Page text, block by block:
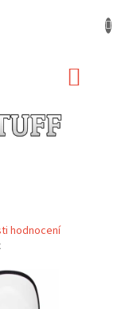
hodnocení